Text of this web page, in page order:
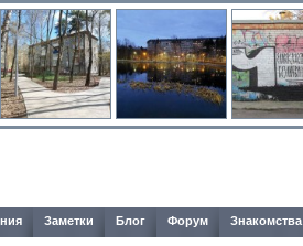
Заметки Блог Форум Знакомства